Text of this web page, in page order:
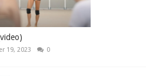
19, 2023 0